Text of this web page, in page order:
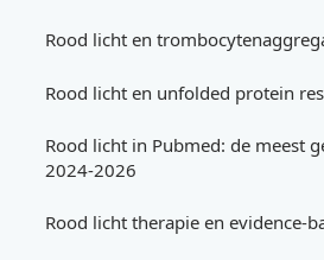
Rood licht en
Rood licht en unfolded protein
Rood licht in Pubmed: de meest
2024-2026
Rood licht therapie en evidence-